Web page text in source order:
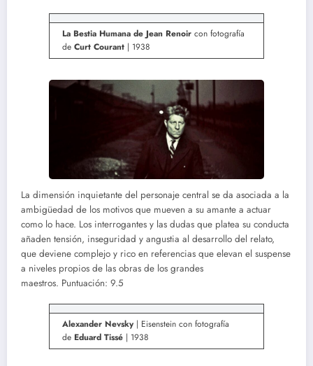
La Bestia Humana de Jean Renoir con fotografía
de Curt Courant | 1938
La dimensión inquietante del personaje central se da asociada a la
ambigüedad de los motivos que mueven a su amante a actuar
como lo hace. Los interrogantes y las dudas que platea su conducta
añaden tensión, inseguridad y angustia al desarrollo del relato,
que deviene complejo y rico en referencias que elevan el suspense
a niveles propios de las obras de los grandes
maestros. Puntuación: 9.5
Alexander Nevsky| Eisenstein con fotografía
de Eduard Tissé | 1938